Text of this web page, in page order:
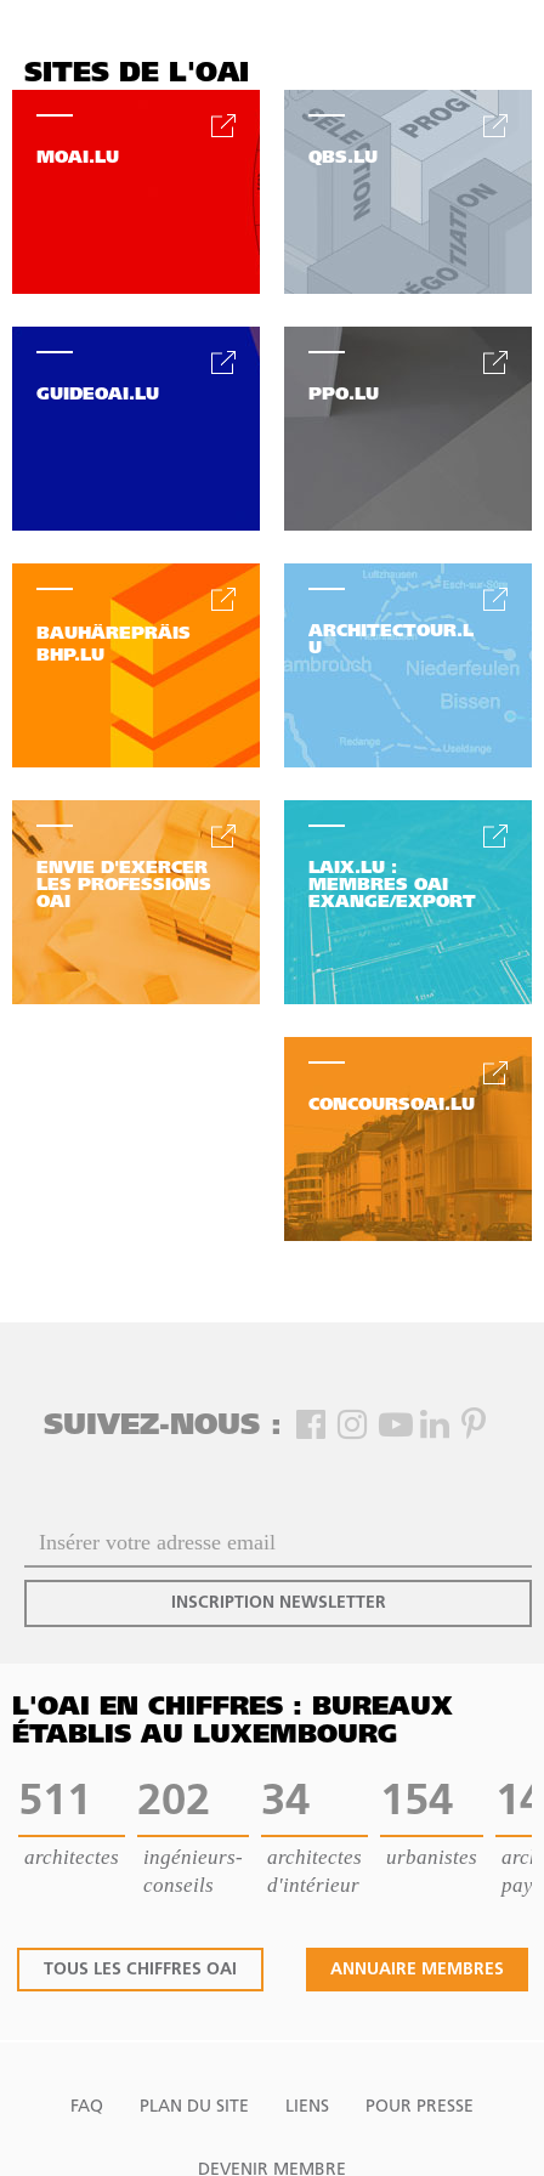
SITES DE L'OAI
MOAI.LU QBS.LU
PPO.LU
GUIDEOAI.LU
BAUHÄREPRÄIS
BHP.LU
ARCHITECTOUR.L
U
ENVIE D'EXERCER
LES PROFESSIONS
OAI
LAIX.LU :
MEMBRES OAI
EXANGE/EXPORT
CONCOURSOAI.LU
SUIVEZ-NOUS :
INSCRIPTION NEWSLETTER
L'OAI EN CHIFFRES : BUREAUX
ÉTABLIS AU LUXEMBOURG
511
architectes
202
ingénieurs-
conseils
34
architectes
d'intérieur
154
urbanistes
14
TOUS LES CHIFFRES OAI ANNUAIRE MEMBRES
FAQ PLAN DU SITE LIENS POUR PRESSE
DEVENIR MEMBRE